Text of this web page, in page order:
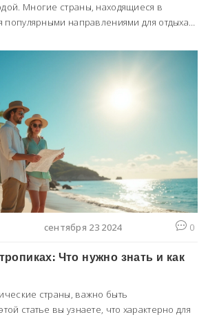
Многие страны, находящиеся в
популярными направлениями для отдыха
тропического опыта и что
в эти жаркие края. Включены
и интересные факты, которые помогут в
сентября 23 2024 0
Что нужно знать и как
страны, важно быть
статье вы узнаете, что характерно для